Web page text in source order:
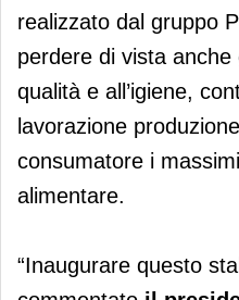
realizzato dal gruppo
perdere di vista
qualità e all’igiene,
lavorazione
consumatore i
alimentare.
“Inaugurare questo